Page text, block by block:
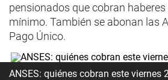
pensionados que cobran haberes
mínimo. También se abonan las
Pago Único.
ANSES: quiénes cobran este viernes